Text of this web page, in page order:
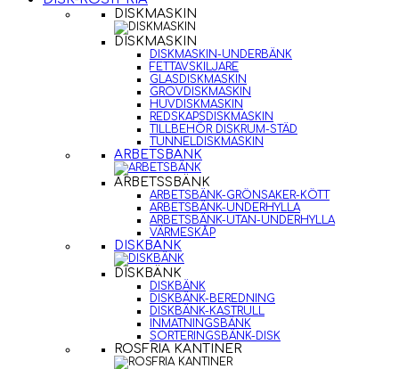
DISKMASKIN
DISKMASKIN
DISKMASKIN-UNDERBÄNK
FETTAVSKILJARE
GLASDISKMASKIN
GROVDISKMASKIN
HUVDISKMASKIN
REDSKAPSDISKMASKIN
TILLBEHÖR DISKRUM-STÄD
TUNNELDISKMASKIN
ARBETSBÄNK
ARBETSSBÄNK
ARBETSBÄNK-GRÖNSAKER-KÖTT
ARBETSBÄNK-UNDERHYLLA
ARBETSBÄNK-UTAN-UNDERHYLLA
VÄRMESKÅP
DISKBÄNK
DISKBÄNK
DISKBÄNK
DISKBÄNK-BEREDNING
DISKBÄNK-KASTRULL
INMATNINGSBÄNK
SORTERINGSBÄNK-DISK
ROSFRIA KANTINER